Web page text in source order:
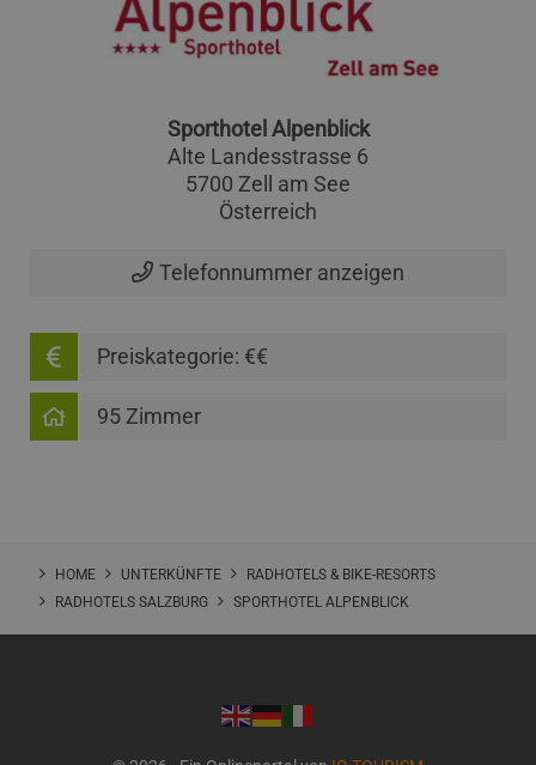
Sporthotel Alpenblick
Alte Landesstrasse 6
5700 Zell am See
Österreich
Telefonnummer anzeigen
Preiskategorie: €€
95 Zimmer
HOME UNTERKÜNFTE
RADHOTELS & BIKE-RESORTS
RADHOTELS SALZBURG
SPORTHOTEL ALPENBLICK